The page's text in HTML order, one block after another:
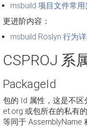
msbuild 项目文件常
更进阶内容：
msbuild Roslyn 行为
CSPROJ 系
PackageId
包的 Id 属性，这是不区
et.org 或包所在的私有
等同于 AssemblyName